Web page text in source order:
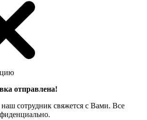
отправлена!
сотрудник свяжется с Вами. Все